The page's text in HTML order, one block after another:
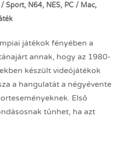
/ Sport, N64, NES, PC / Mac,
játékok fényében a
annak, hogy az 1980-
készült videójátékok
a hangulatát a négyévente
Első
tűnhet, ha azt